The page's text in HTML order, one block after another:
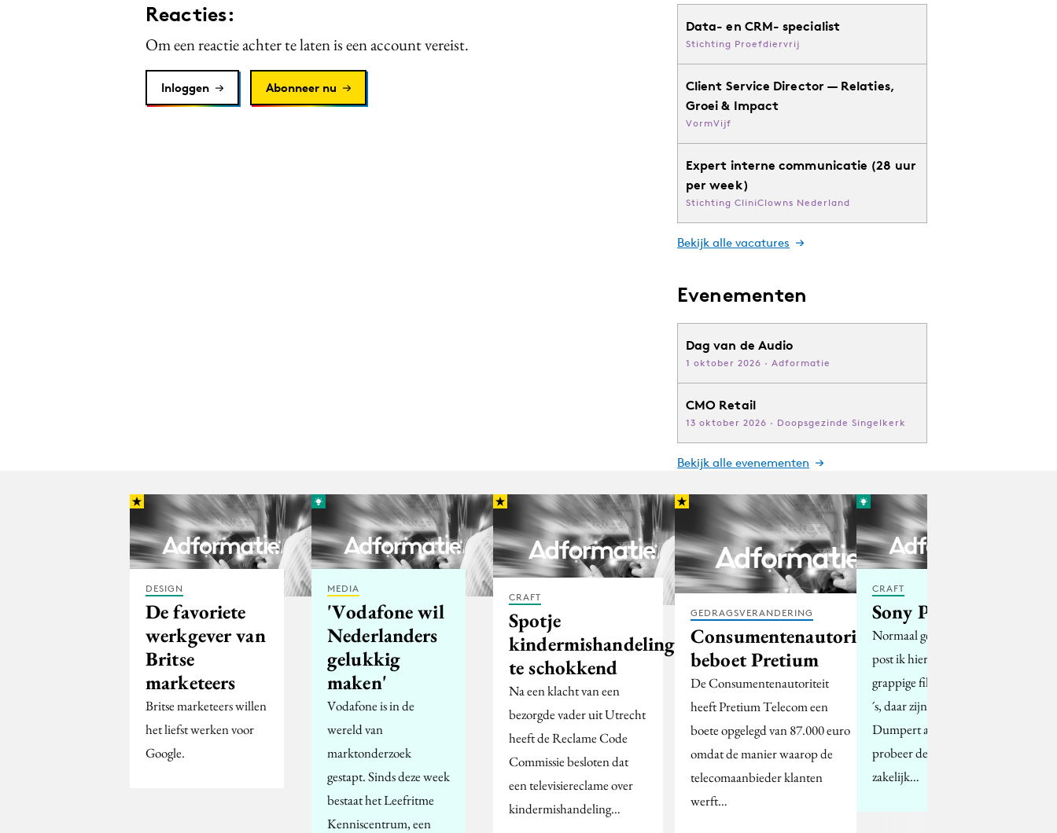
Reacties:
Om een reactie achter te laten is een account vereist.
Inloggen Abonneer nu
Data- en CRM- specialist
Stichting Proefdiervrij
Client Service Director — Relaties,
Groei & Impact
VormVijf
Expert interne communicatie (28 uur
per week)
Stichting CliniClowns Nederland
Bekijk alle vacatures
Evenementen
Dag van de Audio
1 oktober 2026 · Adformatie
CMO Retail
13 oktober 2026 · Doopsgezinde Singelkerk
Bekijk alle evenementen
DESIGN
De favoriete
werkgever van
Britse
marketeers
Britse marketeers willen
het liefst werken voor
Google.
MEDIA
'Vodafone wil
Nederlanders
gelukkig
maken'
Vodafone is in de
wereld van
marktonderzoek
gestapt. Sinds deze week
bestaat het Leefritme
Kenniscentrum, een
CRAFT
Spotje
kindermishandeling
te schokkend
Na een klacht van een
bezorgde vader uit Utrecht
heeft de Reclame Code
Commissie besloten dat
een televisiereclame over
kindermishandeling…
GEDRAGSVERANDERING
Consumentenautoriteit
beboet Pretium
De Consumentenautoriteit
heeft Pretium Telecom een
boete opgelegd van 87.000 euro
omdat de manier waarop de
telecomaanbieder klanten
werft…
CRAFT
Sony Parodie
Normaal gesproken
post ik hier geen
grappige filmpjes of foto
´s, daar zijn sites als oa.
Dumpert al voor, en
probeer de content
zakelijk…